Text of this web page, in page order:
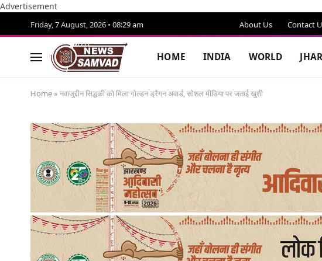
Advertisement
Friday, 7 August, 2026 • 08:29 am About Us Contact
HOME INDIA WORLD
Home » नवाजुद्दीन सिद्धकी को मिला गोल्डन ड्रैगन अवार्ड, सोशल मीडिया पर जताई खुशी